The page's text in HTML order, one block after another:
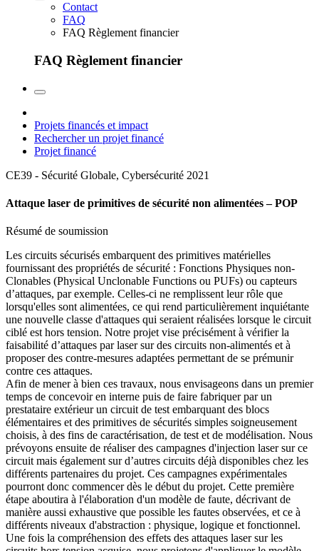
Contact
FAQ
FAQ Règlement financier
FAQ Règlement financier
Projets financés et impact
Rechercher un projet financé
Projet financé
CE39 - Sécurité Globale, Cybersécurité 2021
Attaque laser de primitives de sécurité non alimentées – POP
Résumé de soumission
Les circuits sécurisés embarquent des primitives matérielles
fournissant des propriétés de sécurité : Fonctions Physiques non-
Clonables (Physical Unclonable Functions ou PUFs) ou capteurs
d’attaques, par exemple. Celles-ci ne remplissent leur rôle que
lorsqu'elles sont alimentées, ce qui rend particulièrement inquiétante
une nouvelle classe d'attaques qui seraient réalisées lorsque le circuit
ciblé est hors tension. Notre projet vise précisément à vérifier la
faisabilité d’attaques par laser sur des circuits non-alimentés et à
proposer des contre-mesures adaptées permettant de se prémunir
contre ces attaques.
Afin de mener à bien ces travaux, nous envisageons dans un premier
temps de concevoir en interne puis de faire fabriquer par un
prestataire extérieur un circuit de test embarquant des blocs
élémentaires et des primitives de sécurités simples soigneusement
choisis, à des fins de caractérisation, de test et de modélisation. Nous
prévoyons ensuite de réaliser des campagnes d'injection laser sur ce
circuit mais également sur d’autres circuits déjà disponibles chez les
différents partenaires du projet. Ces campagnes expérimentales
pourront donc commencer dès le début du projet. Cette première
étape aboutira à l'élaboration d'un modèle de faute, décrivant de
manière aussi exhaustive que possible les fautes observées, et ce à
différents niveaux d'abstraction : physique, logique et fonctionnel.
Une fois la compréhension des effets des attaques laser sur les